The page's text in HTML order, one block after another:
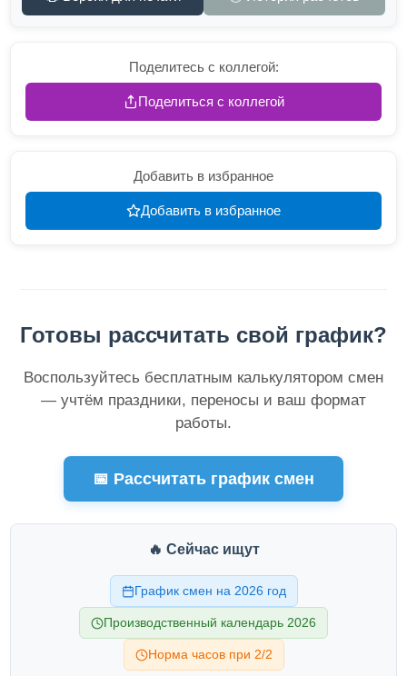
Поделитесь с коллегой:
Поделиться с коллегой
Добавить в избранное
Добавить в избранное
Готовы рассчитать свой график?
Воспользуйтесь бесплатным калькулятором смен
— учтём праздники, переносы и ваш формат
работы.
📅 Рассчитать график смен
🔥 Сейчас ищут
График смен на 2026 год
Производственный календарь 2026
Норма часов при 2/2